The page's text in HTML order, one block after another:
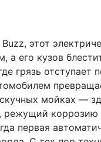
этот
а его кузов
грязь
мойках —
коррозию
первая